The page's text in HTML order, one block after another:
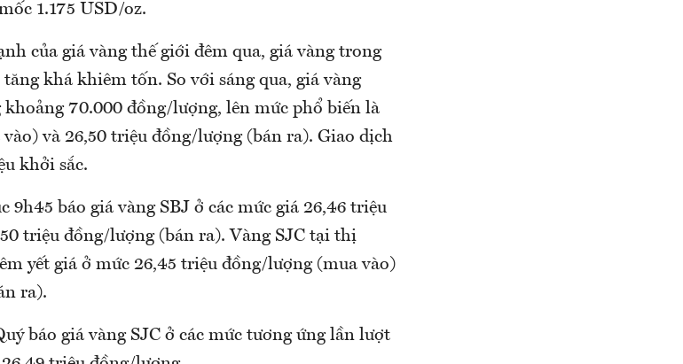
1.175 USD/oz.
của giá vàng thế giới đêm qua, giá vàng trong
khá khiêm tốn. So với sáng qua, giá vàng
70.000 đồng/lượng, lên mức phổ biến là
và 26,50 triệu đồng/lượng (bán ra). Giao dịch
khởi sắc.
9h45 báo giá vàng SBJ ở các mức giá 26,46 triệu
triệu đồng/lượng (bán ra). Vàng SJC tại thị
yết giá ở mức 26,45 triệu đồng/lượng (mua vào)
ra).
báo giá vàng SJC ở các mức tương ứng lần lượt